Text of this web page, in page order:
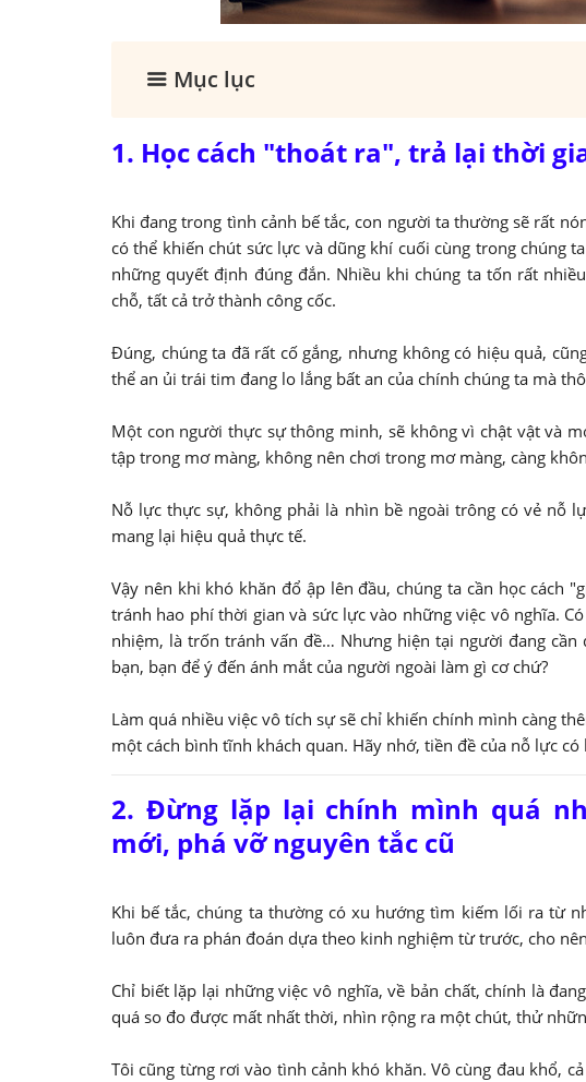
Mục lục
1. Học cách "thoát ra", trả lại thời
Khi đang trong tình cảnh bế tắc, con người ta thường sẽ rất
có thể khiến chút sức lực và dũng khí cuối cùng trong chúng
những quyết định đúng đắn. Nhiều khi chúng ta tốn rất
chỗ, tất cả trở thành công cốc.
Đúng, chúng ta đã rất cố gắng, nhưng không có hiệu quả,
thể an ủi trái tim đang lo lắng bất an của chính chúng ta mà
Một con người thực sự thông minh, sẽ không vì chật vật và
tập trong mơ màng, không nên chơi trong mơ màng, càng
Nỗ lực thực sự, không phải là nhìn bề ngoài trông có vẻ nỗ
mang lại hiệu quả thực tế.
Vậy nên khi khó khăn đổ ập lên đầu, chúng ta cần học
tránh hao phí thời gian và sức lực vào những việc vô nghĩa.
nhiệm, là trốn tránh vấn đề… Nhưng hiện tại người đang
bạn, bạn để ý đến ánh mắt của người ngoài làm gì cơ chứ?
Làm quá nhiều việc vô tích sự sẽ chỉ khiến chính mình càng
một cách bình tĩnh khách quan. Hãy nhớ, tiền đề của nỗ lực
2. Đừng lặp lại chính mình quá
mới, phá vỡ nguyên tắc cũ
Khi bế tắc, chúng ta thường có xu hướng tìm kiếm lối ra từ
luôn đưa ra phán đoán dựa theo kinh nghiệm từ trước, cho
Chỉ biết lặp lại những việc vô nghĩa, về bản chất, chính là
quá so đo được mất nhất thời, nhìn rộng ra một chút, thử
Tôi cũng từng rơi vào tình cảnh khó khăn. Vô cùng đau khổ,